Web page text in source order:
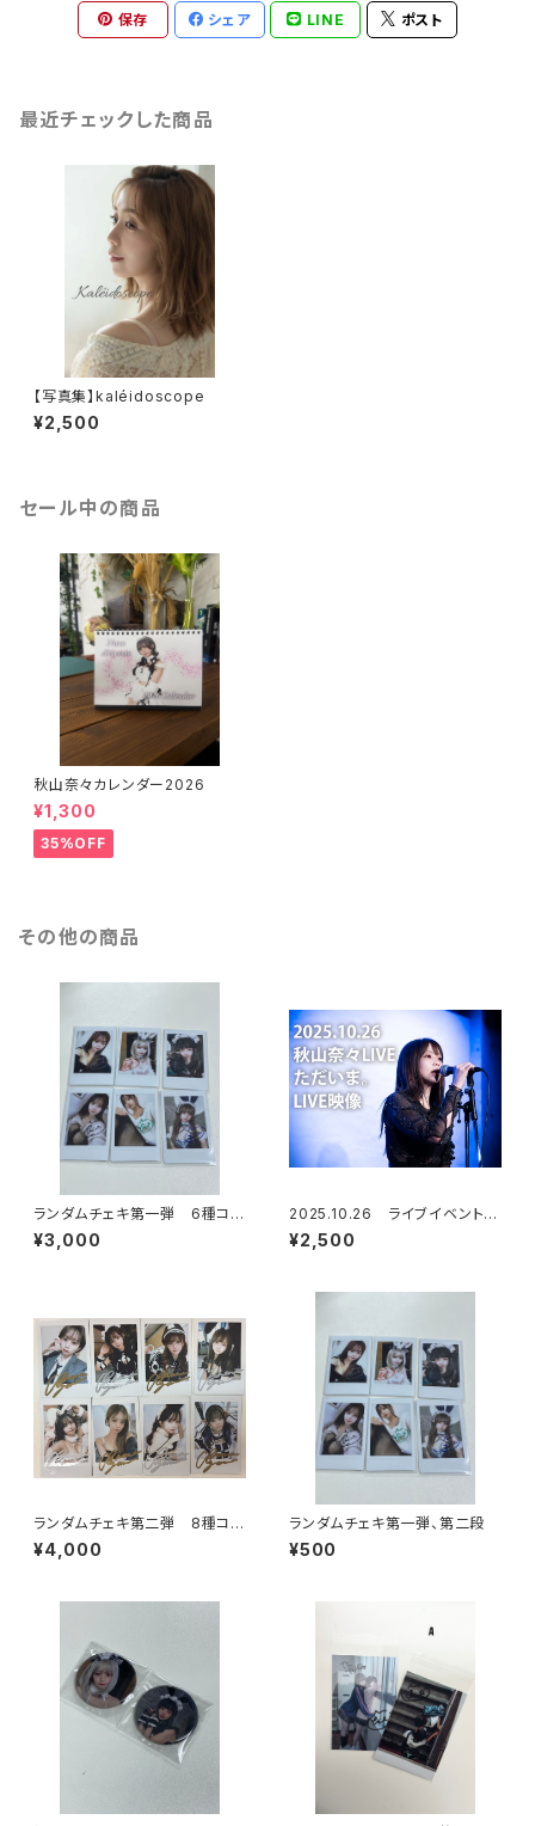
保存 シェア LINE ポスト
最近チェックした商品
【写真集】kaléidoscope
¥2,500
セール中の商品
秋山奈々カレンダー2026
¥1,300
35%OFF
その他の商品
ランダムチェキ第一弾 6種コン
プセット
¥3,000
2025.10.26 ライブイベント
「ただいま。」映像
¥2,500
ランダムチェキ第二弾 8種コン
プセット
¥4,000
ランダムチェキ第一弾、第二段
¥500